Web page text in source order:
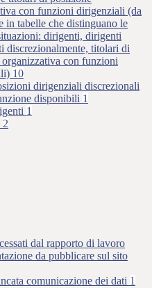
con funzioni dirigenziali (da
in tabelle che distinguano le
dirigenti, dirigenti
discrezionalmente, titolari di
con funzioni
10
dirigenziali discrezionali
disponibili 1
1
2
dal rapporto di lavoro
da pubblicare sul sito
comunicazione dei dati 1